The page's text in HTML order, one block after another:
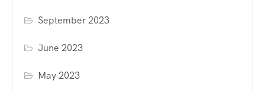
September 2023
June 2023
May 2023